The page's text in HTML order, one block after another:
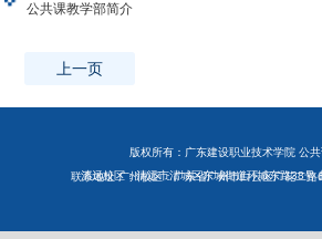
公共课教学部简介
上一页
版权所有：广东建设职业技术学院 公
联系地址 广州校区：广东省广州市白云区广花二
清远校区：清远市清城区东城街道环城东路38号